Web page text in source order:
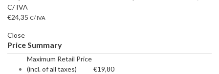
C/ IVA
€24,35 C/ IVA
Close
Price Summary
Maximum Retail Price
(incl. of all taxes)
€19,80